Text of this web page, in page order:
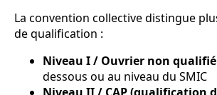
La convention collective distingue
de qualification :
Niveau I / Ouvrier non
dessous ou au niveau du SMIC